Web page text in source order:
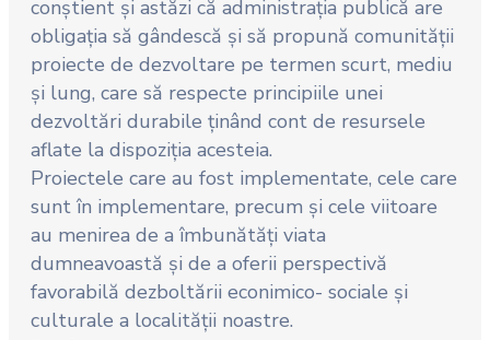
conștient și astăzi că administrația publică are
obligația să gândescă și să propună comunității
proiecte de dezvoltare pe termen scurt, mediu
și lung, care să respecte principiile unei
dezvoltări durabile ținând cont de resursele
aflate la dispoziția acesteia.
Proiectele care au fost implementate, cele care
sunt în implementare, precum și cele viitoare
au menirea de a îmbunătăți viata
dumneavoastă și de a oferii perspectivă
favorabilă dezboltării econimico- sociale și
culturale a localității noastre.